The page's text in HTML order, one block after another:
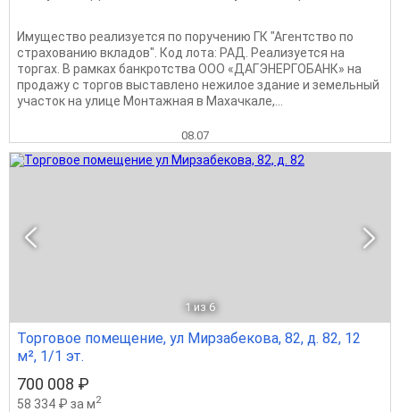
Имущество реализуется по поручению ГК "Агентство по
страхованию вкладов". Код лота: РАД. Реализуется на
торгах. В рамках банкротства ООО «ДАГЭНЕРГОБАНК» на
продажу с торгов выставлено нежилое здание и земельный
участок на улице Монтажная в Махачкале,...
08.07
1 из 6
Торговое помещение, ул Мирзабекова, 82, д. 82, 12
м², 1/1 эт.
700 008 ₽
58 334 ₽ за м2